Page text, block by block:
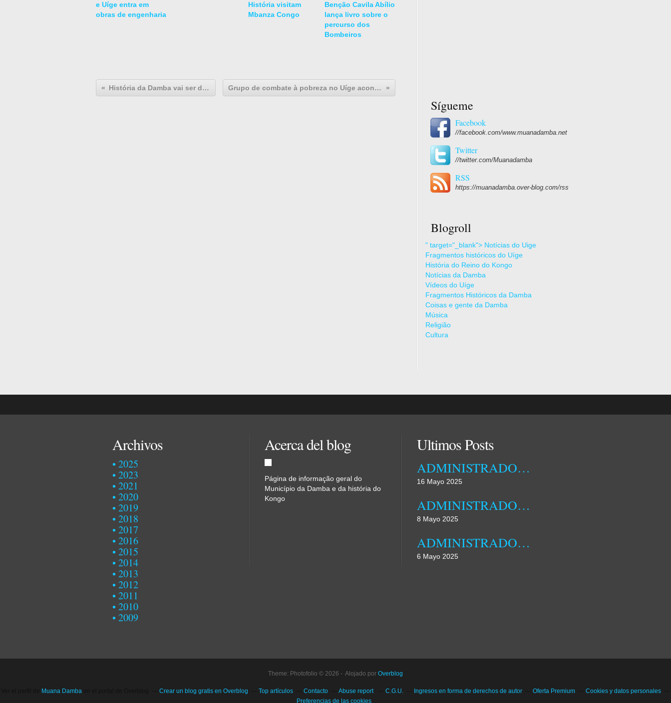
e Uíge entra em
obras de engenharia
História visitam
Mbanza Congo
Benção Cavila Abílio
lança livro sobre o
percurso dos
Bombeiros
História da Damba vai ser debatida em colóquio Grupo de combate à pobreza no Uíge aconselhado a intensificar acções
Sígueme
Facebook
//facebook.com/www.muanadamba.net
Twitter
//twitter.com/Muanadamba
RSS
https://muanadamba.over-blog.com/rss
Blogroll
" target="_blank"> Notícias do Uige
Fragmentos históricos do Uíge
História do Reino do Kongo
Notícias da Damba
Vídeos do Uíge
Fragmentos Históricos da Damba
Coisas e gente da Damba
Música
Religião
Cultura
Archivos
2025
2023
2021
2020
2019
2018
2017
2016
2015
2014
2013
2012
2011
2010
2009
Acerca del blog
Página de informação geral do
Município da Damba e da história do
Kongo
Ultimos Posts
ADMINISTRADORA MUNICIPAL DA DAMBA RECEBEU ONTEM TÉCNICOS DA EMPRESA OSSIYETO
16 Mayo 2025
ADMINISTRADORA MUNICIPAL DA DAMBA REALIZOU HOJE JORNADA DE CAMPO
8 Mayo 2025
ADMINISTRADORA MUNICIPAL DA DAMBA DESTACA FAMÍLIA COMO NÚCLEO FUNDAMENTAL DA SOCIEDADE
6 Mayo 2025
Theme: Photofolio © 2026 - Alojado por Overblog
Muana Damba Crear un blog gratis en Overblog Top artículos Contacto Abuse report C.G.U. Ingresos en forma de derechos de autor Oferta Premium
Cookies y datos personales
Preferencias de las cookies